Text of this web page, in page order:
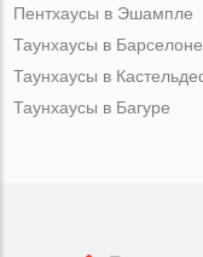
Пентхаусы в Эшампле
Таунхаусы в Барселоне
Таунхаусы в
Таунхаусы в Багуре